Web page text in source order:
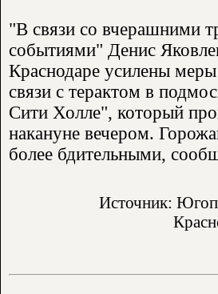
"В связи со вчерашними
событиями" Денис
Краснодаре усилены меры
связи с терактом в
Сити Холле", который
накануне вечером.
более бдительными,
Источник: